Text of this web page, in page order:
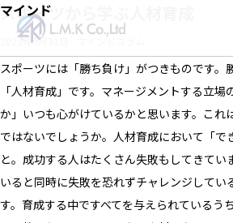
Skip
content
マインド
スポーツから学ぶ人材育成
2023年5月31日 マインドコラム
スポーツには「勝ち負け」がつきものです。
「人材育成」です。マネージメントする立
か」いつも心がけているかと思います。これ
ではないでしょうか。人材育成において「で
と。成功する人はたくさん失敗もしてきてい
いると同時に失敗を恐れずチャレンジしてい
す。育成する中ですべてを与えられているう